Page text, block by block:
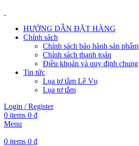
HƯỚNG DẪN ĐẶT HÀNG
Chính sách
Chính sách bảo hành sản phẩm
Chính sách thanh toán
Điều khoản và quy định chung
Tin tức
Lụa tơ tằm Lê Vụ
Lụa tơ tằm
Login / Register
0 items 0 ₫
Menu
0 items 0 ₫